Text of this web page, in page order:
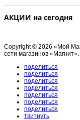
АКЦИИ на сегодня
Copyright © 2026 «Мой
сети магазинов
поделиться
поделиться
поделиться
поделиться
поделиться
поделиться
поделиться
твитнуть